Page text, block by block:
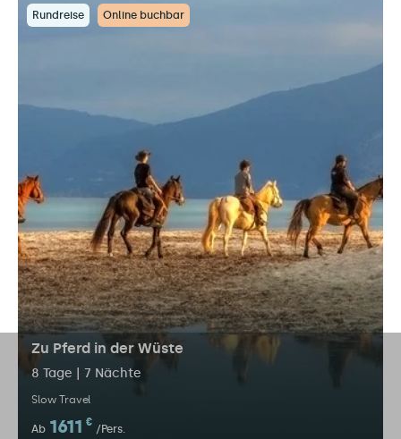
Rundreise Online buchbar
Zu Pferd in der Wüste
8 Tage | 7 Nächte
Slow Travel
Ab 1611 €
/Pers.